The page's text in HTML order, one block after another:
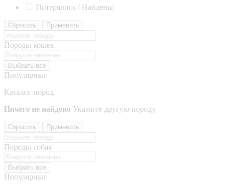
Потерялись / Найдены
Сбросить Применить
Породы кошек
Выбрать все
Популярные
Каталог пород
Ничего не найдено Укажите другую породу
Сбросить Применить
Породы собак
Выбрать все
Популярные